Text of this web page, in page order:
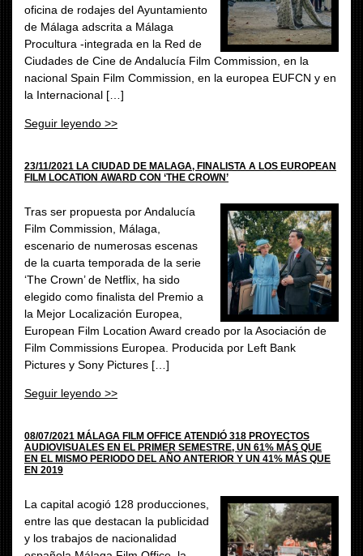
oficina de rodajes del Ayuntamiento
de Málaga adscrita a Málaga
Procultura -integrada en la Red de
Ciudades de Cine de Andalucía Film Commission, en la
nacional Spain Film Commission, en la europea EUFCN y en
la Internacional […]
Seguir leyendo >>
23/11/2021 LA CIUDAD DE MALAGA, FINALISTA A LOS EUROPEAN
FILM LOCATION AWARD CON ‘THE CROWN’
Tras ser propuesta por Andalucía
Film Commission, Málaga,
escenario de numerosas escenas
de la cuarta temporada de la serie
‘The Crown’ de Netflix, ha sido
elegido como finalista del Premio a
la Mejor Localización Europea,
European Film Location Award creado por la Asociación de
Film Commissions Europea. Producida por Left Bank
Pictures y Sony Pictures […]
Seguir leyendo >>
08/07/2021 MÁLAGA FILM OFFICE ATENDIÓ 318 PROYECTOS
AUDIOVISUALES EN EL PRIMER SEMESTRE, UN 61% MÁS QUE
EN EL MISMO PERIODO DEL AÑO ANTERIOR Y UN 41% MÁS QUE
EN 2019
La capital acogió 128 producciones,
entre las que destacan la publicidad
y los trabajos de nacionalidad